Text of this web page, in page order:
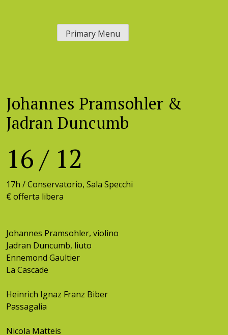
Primary Menu
Johannes Pramsohler &
Jadran Duncumb
16/ 12
17h /Conservatorio, Sala Specchi
€ offerta libera
Johannes Pramsohler, violino
Jadran Duncumb, liuto
Ennemond Gaultier
La Cascade
Heinrich Ignaz Franz Biber
Passagalia
Nicola Matteis